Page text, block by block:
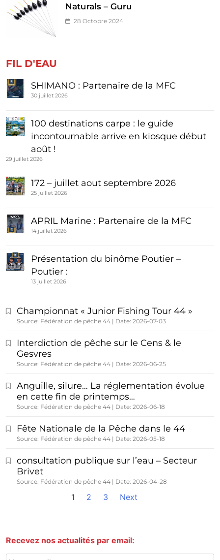
Naturals – Guru
28 Octobre 2024
FIL D'EAU
SHIMANO : Partenaire de la MFC
30 juillet 2026
100 destinations carpe : le guide
incontournable arrive en kiosque début
août !
29 juillet 2026
172 – juillet aout septembre 2026
25 juillet 2026
APRIL Marine : Partenaire de la MFC
14 juillet 2026
Présentation du binôme Poutier –
Poutier :
13 juillet 2026
Championnat « Junior Fishing Tour 44 »
Source: Fédération de pêche 44 Date: 2026-07-03
Interdiction de pêche sur le Cens & le
Gesvres
Source: Fédération de pêche 44 Date: 2026-06-25
Anguille, silure… La réglementation évolue
en cette fin de printemps…
Source: Fédération de pêche 44 Date: 2026-06-18
Fête Nationale de la Pêche dans le 44
Source: Fédération de pêche 44 Date: 2026-05-18
consultation publique sur l’eau – Secteur
Brivet
Source: Fédération de pêche 44 Date: 2026-04-28
1 2 3 Next
Recevez nos actualités par email: